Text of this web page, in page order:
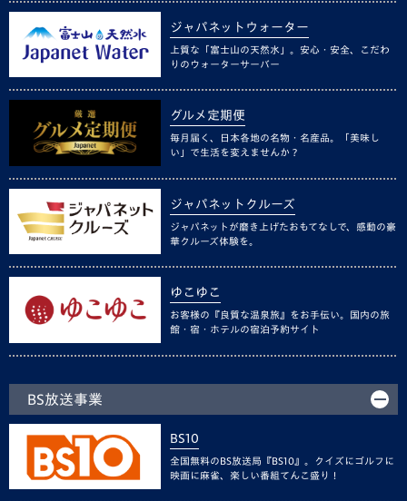
ジャパネットウォーター
上質な「富士山の天然水」。安心・安全、こだわ
りのウォーターサーバー
グルメ定期便
毎月届く、日本各地の名物・名産品。「美味し
い」で生活を変えませんか？
ジャパネットクルーズ
ジャパネットが磨き上げたおもてなしで、感動の豪
華クルーズ体験を。
ゆこゆこ
お客様の『良質な温泉旅』をお手伝い。国内の旅
館・宿・ホテルの宿泊予約サイト
BS放送事業
BS10
全国無料のBS放送局『BS10』。クイズにゴルフに
映画に麻雀、楽しい番組てんこ盛り！